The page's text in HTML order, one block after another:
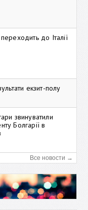
до Італії
екзит-полу
звинуватили
Болгарії в
Все новости →